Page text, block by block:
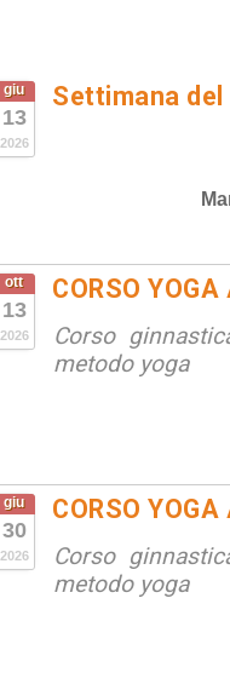
giu
13
2026
Settimana
ott
13
2026
CORSO
Corso
metodo yoga
giu
30
2026
CORSO
Corso
metodo yoga